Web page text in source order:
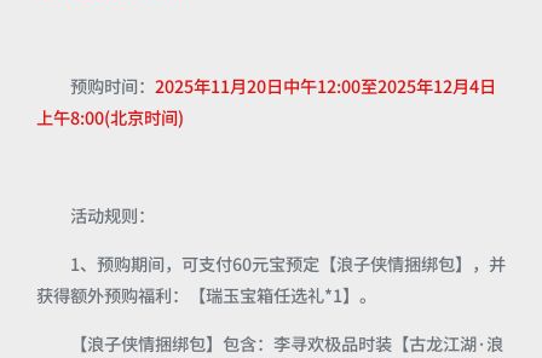
预购时间： 2025年11月20日中午12:00至2025年12月4日
上午8:00(北京时间)
活动规则：
1、预购期间，可支付60元宝预定【浪子侠情捆绑包】，并
获得额外预购福利：【瑞玉宝箱任选礼*1】。
【浪子侠情捆绑包】包含：李寻欢极品时装【古龙江湖·浪